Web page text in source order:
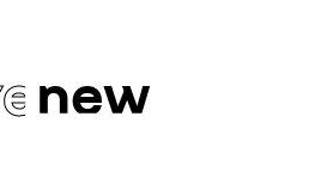
new